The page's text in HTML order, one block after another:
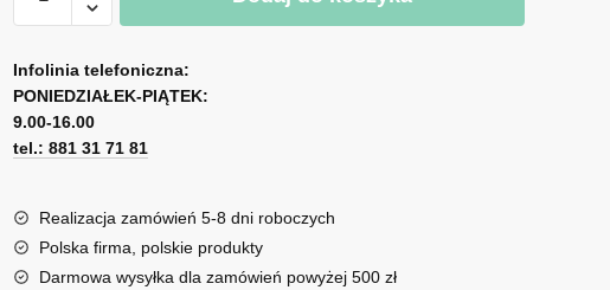
Plakat
-
podwodne
zabawy
l
t
e
r
a
t
i
Infolinia telefoniczna:
PONIEDZIAŁEK-PIĄTEK:
9.00-16.00
tel.: 881 31 71 81
Realizacja zamówień 5-8 dni roboczych
Polska firma, polskie produkty
Darmowa wysyłka dla zamówień powyżej 500 zł